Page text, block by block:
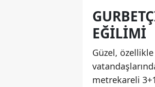
EĞILIMI
Güzel,
metrekareli